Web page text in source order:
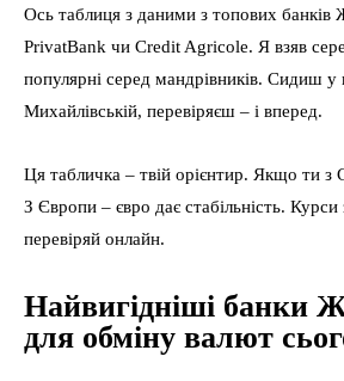
Ось таблиця з даними з топових банків
PrivatBank чи Credit Agricole. Я взяв
популярні серед мандрівників. Сидиш у
Михайлівській, перевіряєш – і вперед.
Ця табличка – твій орієнтир. Якщо ти
З Європи – євро дає стабільність.
перевіряй онлайн.
Найвигідніші банки
для обміну валют